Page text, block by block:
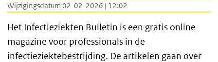
Wijzigingsdatum 02-02-2026 | 12:02
Het Infectieziekten Bulletin is een gratis online
magazine voor professionals in de
infectieziektebestrijding. De artikelen gaan over